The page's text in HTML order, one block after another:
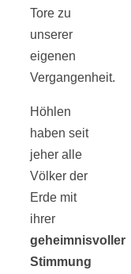
Tore zu
unserer
eigenen
Vergangenheit.
Höhlen
haben seit
jeher alle
Völker der
Erde mit
ihrer
geheimnisvoller
Stimmung